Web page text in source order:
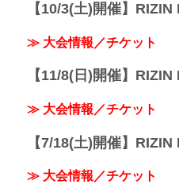
【10/3(土)開催】
≫ 大会情報／チケット
【11/8(日)開催】
≫ 大会情報／チケット
【7/18(土)開催】
≫ 大会情報／チケット